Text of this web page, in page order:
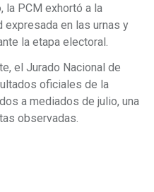
la PCM exhortó a la
expresada en las urnas y
la etapa electoral.
el Jurado Nacional de
oficiales de la
a mediados de julio, una
observadas.